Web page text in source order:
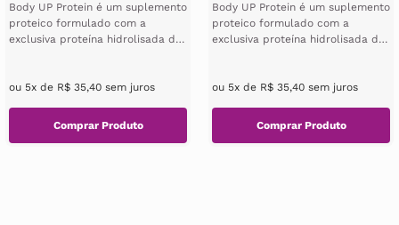
Body UP Protein é um suplemento
proteico formulado com a
exclusiva proteína hidrolisada de
ou 5x de R$ 35,40 sem juros
Body UP Protein é um suplemento
proteico formulado com a
exclusiva proteína hidrolisada de
ou 5x de R$ 35,40 sem juros